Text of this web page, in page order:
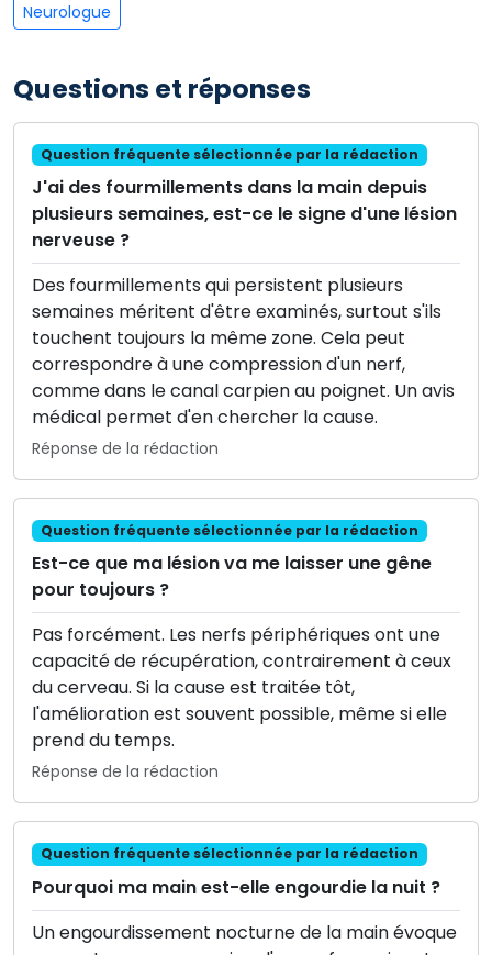
Neurologue
Questions et réponses
Question fréquente sélectionnée par la rédaction
J'ai des fourmillements dans la main depuis
plusieurs semaines, est-ce le signe d'une lésion
nerveuse ?
Des fourmillements qui persistent plusieurs
semaines méritent d'être examinés, surtout s'ils
touchent toujours la même zone. Cela peut
correspondre à une compression d'un nerf,
comme dans le canal carpien au poignet. Un avis
médical permet d'en chercher la cause.
Réponse de la rédaction
Question fréquente sélectionnée par la rédaction
Est-ce que ma lésion va me laisser une gêne
pour toujours ?
Pas forcément. Les nerfs périphériques ont une
capacité de récupération, contrairement à ceux
du cerveau. Si la cause est traitée tôt,
l'amélioration est souvent possible, même si elle
prend du temps.
Réponse de la rédaction
Question fréquente sélectionnée par la rédaction
Pourquoi ma main est-elle engourdie la nuit ?
Un engourdissement nocturne de la main évoque